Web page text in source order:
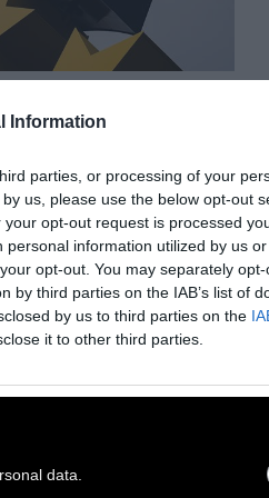
Information
parties, or processing of your
us, please use the below opt-out
opt-out request is processed
information utilized by us
opt-out. You may separately
by third parties on the IAB’s list of
by us to third parties on the
it to other third parties.
data.
τα χρέη
στην
ανέρχεται το
μία νέα